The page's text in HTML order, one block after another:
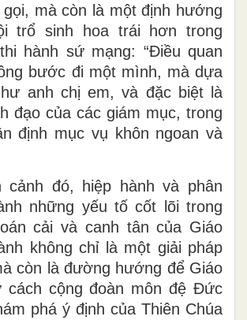
mà còn là một định hướng
trổ sinh hoa trái hơn trong
hành sứ mạng: “Điều quan
bước đi một mình, mà dựa
anh chị em, và đặc biệt là
đạo của các giám mục, trong
định mục vụ khôn ngoan và
cảnh đó, hiệp hành và phân
những yếu tố cốt lõi trong
cải và canh tân của Giáo
không chỉ là một giải pháp
còn là đường hướng để Giáo
cách cộng đoàn môn đệ Đức
phá ý định của Thiên Chúa